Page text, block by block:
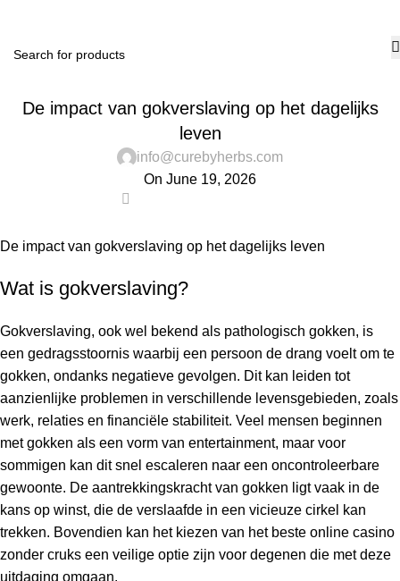
De impact van gokverslaving op het dagelijks
leven
info@curebyherbs.com
On June 19, 2026
De impact van gokverslaving op het dagelijks leven
Wat is gokverslaving?
Gokverslaving, ook wel bekend als pathologisch gokken, is
een gedragsstoornis waarbij een persoon de drang voelt om te
gokken, ondanks negatieve gevolgen. Dit kan leiden tot
aanzienlijke problemen in verschillende levensgebieden, zoals
werk, relaties en financiële stabiliteit. Veel mensen beginnen
met gokken als een vorm van entertainment, maar voor
sommigen kan dit snel escaleren naar een oncontroleerbare
gewoonte. De aantrekkingskracht van gokken ligt vaak in de
kans op winst, die de verslaafde in een vicieuze cirkel kan
trekken. Bovendien kan het kiezen van het beste online casino
zonder cruks een veilige optie zijn voor degenen die met deze
uitdaging omgaan.